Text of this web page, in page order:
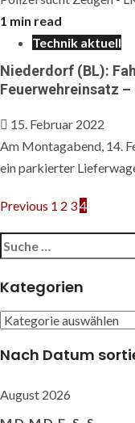
1 min read
Technik aktuell
Niederdorf (BL):
Feuerwehreinsatz
15. Februar 2022
Am Montagabend, 14.
ein parkierter
Previous 1 2 34
Suche
Kategorien
Kategorien
Nach Datum
August 2026